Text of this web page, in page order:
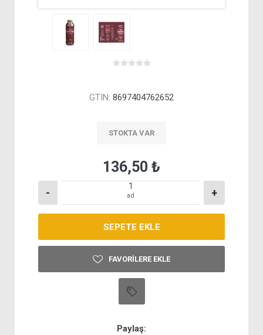
GTIN: 8697404762652
STOKTA VAR
136,50 ₺
- ad +
FAVORILERE EKLE
Paylaş: